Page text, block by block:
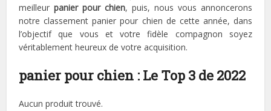
meilleurpanier pour chien, puis, nous vous annoncerons
notre classement panier pour chien de cette année, dans
l’objectif que vous et votre fidèle compagnon soyez
véritablement heureux de votre acquisition.
panier pour chien : Le Top 3 de 2022
Aucun produit trouvé.